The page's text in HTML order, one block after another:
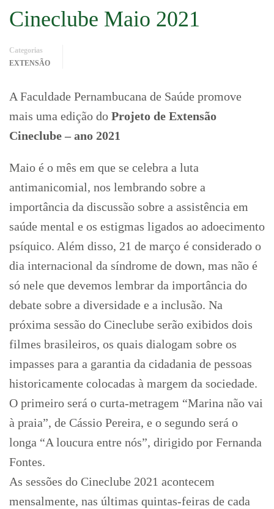
Cineclube Maio 2021
Categorias
EXTENSÃO
A Faculdade Pernambucana de Saúde promove
mais uma edição do Projeto de Extensão
Cineclube – ano 2021
Maio é o mês em que se celebra a luta
antimanicomial, nos lembrando sobre a
importância da discussão sobre a assistência em
saúde mental e os estigmas ligados ao adoecimento
psíquico. Além disso, 21 de março é considerado o
dia internacional da síndrome de down, mas não é
só nele que devemos lembrar da importância do
debate sobre a diversidade e a inclusão. Na
próxima sessão do Cineclube serão exibidos dois
filmes brasileiros, os quais dialogam sobre os
impasses para a garantia da cidadania de pessoas
historicamente colocadas à margem da sociedade.
O primeiro será o curta-metragem “Marina não vai
à praia”, de Cássio Pereira, e o segundo será o
longa “A loucura entre nós”, dirigido por Fernanda
Fontes.
As sessões do Cineclube 2021 acontecem
mensalmente, nas últimas quintas-feiras de cada